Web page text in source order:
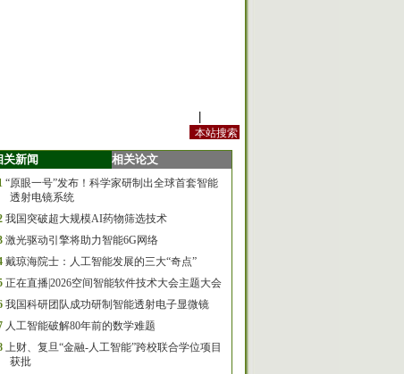
关新闻 相关论文
“原眼一号”发布！科学家研制出全球首套智能
透射电镜系统
我国突破超大规模AI药物筛选技术
激光驱动引擎将助力智能6G网络
戴琼海院士：人工智能发展的三大“奇点”
正在直播|2026空间智能软件技术大会主题大会
我国科研团队成功研制智能透射电子显微镜
人工智能破解80年前的数学难题
上财、复旦“金融-人工智能”跨校联合学位项目
获批